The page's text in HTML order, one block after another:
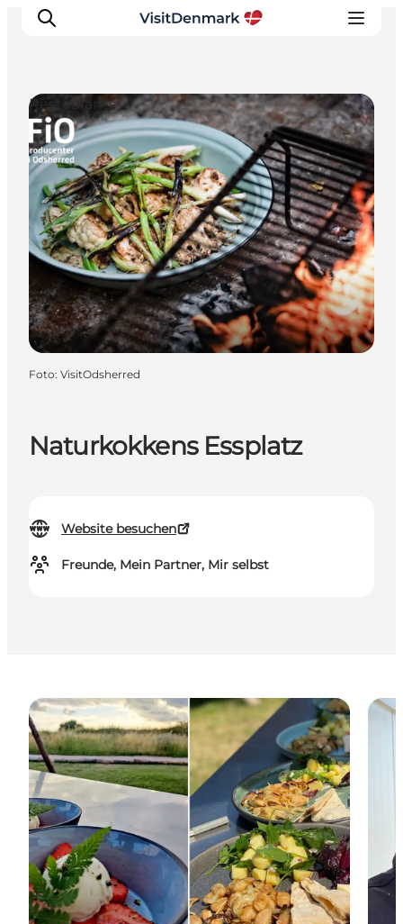
Inspiration
Regionen
Erlebnisse
Unterkünfte
Reiseplanung
Naturkokkens Essplatz
Website besuchen
Freunde, Mein Partner, Mir selbst
Restaurants
Foto: VisitOdsherred